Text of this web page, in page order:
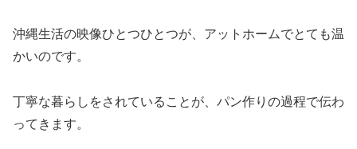
沖縄生活の映像ひとつひとつが、アットホームでとても温
かいのです。
丁寧な暮らしをされていることが、パン作りの過程で伝わ
ってきます。